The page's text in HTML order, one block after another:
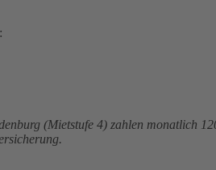
(Mietstufe 4) zahlen monatlich